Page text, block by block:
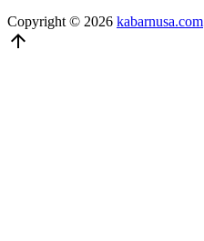
Copyright © 2026 kabarnusa.com
arrow_upward